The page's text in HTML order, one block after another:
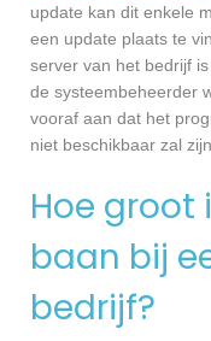
update kan dit enkele
een update plaats te
server van het bedrijf
de systeembeheerder
vooraf aan dat het
niet beschikbaar zal
Hoe groot
baan bij
bedrijf?